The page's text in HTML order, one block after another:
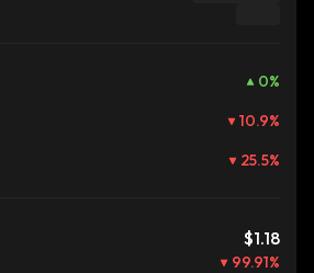
0%
10.9%
25.5%
$1.18
99.91%